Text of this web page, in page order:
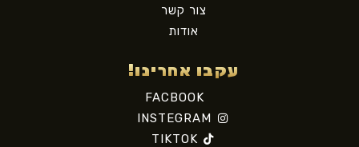
צור קשר
אודות
עקבו אחרינו!
FACBOOK
INSTEGRAM
TIKTOK